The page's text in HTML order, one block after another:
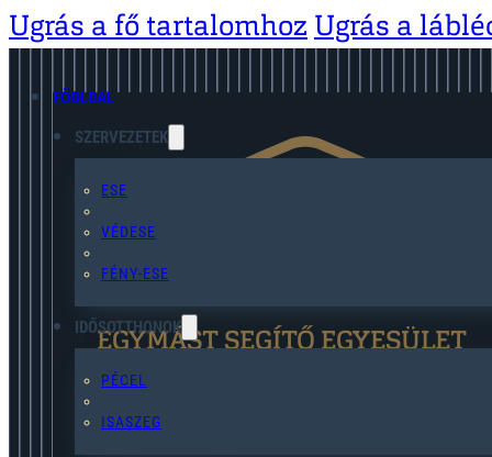
Ugrás a fő tartalomhoz Ugrás a
FŐOLDAL
SZERVEZETEK
ESE
VÉDESE
FÉNY-ESE
IDŐSOTTHONOK
PÉCEL
ISASZEG
EGYMÁST SEGÍTŐ EGYESÜLET